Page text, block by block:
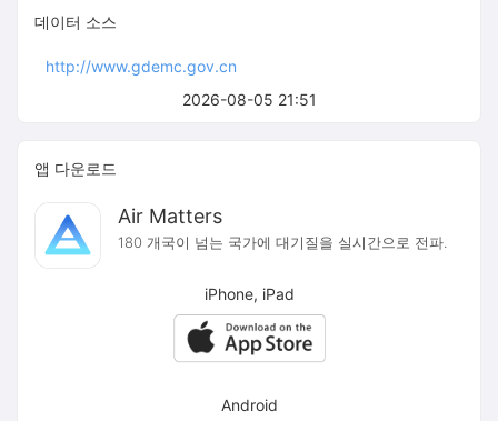
2026-08-05 21:51
데이터 소스
http://www.gdemc.gov.cn
앱 다운로드
Air Matters
180 개국이 넘는 국가에 대기질을 실시간으로 전파.
iPhone, iPad
Android